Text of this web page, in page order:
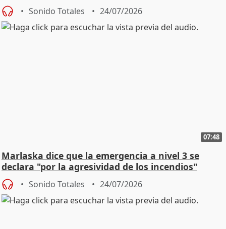
Sonido Totales 24/07/2026
07:48
Marlaska dice que la emergencia a nivel 3 se
declara "por la agresividad de los incendios"
Sonido Totales 24/07/2026